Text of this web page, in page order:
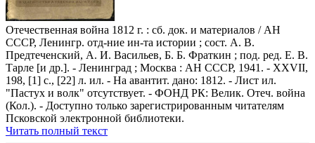
Отечественная война 1812 г. : сб. док. и материалов / АН
СССР, Ленингр. отд-ние ин-та истории ; сост. А. В.
Предтеченский, А. И. Васильев, Б. Б. Фраткин ; под. ред. Е. В.
Тарле [и др.]. - Ленинград ; Москва : АН СССР, 1941. - XXVII,
198, [1] с., [22] л. ил. - На авантит. дано: 1812. - Лист ил.
"Пастух и волк" отсутствует. - ФОНД РК: Велик. Отеч. война
(Кол.). - Доступно только зарегистрированным читателям
Псковской электронной библиотеки.
Читать полный текст